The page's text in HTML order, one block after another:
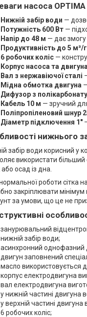
насоса
Нижній забір води —
Потужність 600 Вт —
Напір до 48 м — дає
Продуктивність до 5 м³/
6 робочих коліс —
Корпус насоса та
Вал з нержавіючої сталі
Мідна обмотка двигуна
Дифузор з полікарбонату
Кабель 10 м — зручний
Поліпропіленовий шнур
Діаметр підключення 1″
нижнього
забір води корисний у
використати
або осад із дна.
роботи сітка
закріплювати мінімум
за умови, що це не
занурювальний
нижній забір води;
асинхронний однофазний
двигун заповнений
масло використовується
корпус електродвигуна
вал електродвигуна
у нижній частині двигуна
у верхній частині
6 робочих коліс;